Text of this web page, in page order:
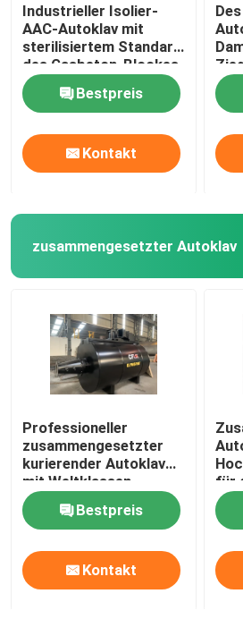
Industrieller Isolier-
AAC-Autoklav mit
sterilisiertem Standard
des Gasbeton-Blockes
ASME
Bestpreis
Kontakt
zusammengesetzter Autoklav
Professioneller
zusammengesetzter
kurierender Autoklav
mit Weltklassen-
Technik und
einzigartigem
Systemdesign
Bestpreis
Kontakt
für